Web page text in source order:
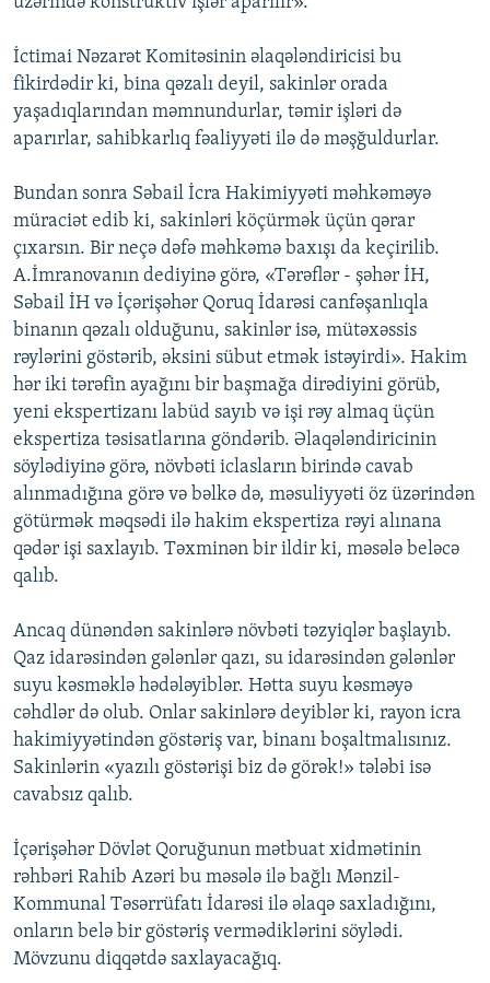
İctimai Nəzarət Komitəsinin əlaqələndiricisi bu
fikirdədir ki, bina qəzalı deyil, sakinlər orada
yaşadıqlarından məmnundurlar, təmir işləri də
aparırlar, sahibkarlıq fəaliyyəti ilə də məşğuldurlar.
Bundan sonra Səbail İcra Hakimiyyəti məhkəməyə
müraciət edib ki, sakinləri köçürmək üçün qərar
çıxarsın. Bir neçə dəfə məhkəmə baxışı da keçirilib.
A.İmranovanın dediyinə görə, «Tərəflər - şəhər İH,
Səbail İH və İçərişəhər Qoruq İdarəsi canfəşanlıqla
binanın qəzalı olduğunu, sakinlər isə, mütəxəssis
rəylərini göstərib, əksini sübut etmək istəyirdi». Hakim
hər iki tərəfin ayağını bir başmağa dirədiyini görüb,
yeni ekspertizanı labüd sayıb və işi rəy almaq üçün
ekspertiza təsisatlarına göndərib. Əlaqələndiricinin
söylədiyinə görə, növbəti iclasların birində cavab
alınmadığına görə və bəlkə də, məsuliyyəti öz üzərindən
götürmək məqsədi ilə hakim ekspertiza rəyi alınana
qədər işi saxlayıb. Təxminən bir ildir ki, məsələ beləcə
qalıb.
Ancaq dünəndən sakinlərə növbəti təzyiqlər başlayıb.
Qaz idarəsindən gələnlər qazı, su idarəsindən gələnlər
suyu kəsməklə hədələyiblər. Hətta suyu kəsməyə
cəhdlər də olub. Onlar sakinlərə deyiblər ki, rayon icra
hakimiyyətindən göstəriş var, binanı boşaltmalısınız.
Sakinlərin «yazılı göstərişi biz də görək!» tələbi isə
cavabsız qalıb.
İçərişəhər Dövlət Qoruğunun mətbuat xidmətinin
rəhbəri Rahib Azəri bu məsələ ilə bağlı Mənzil-
Kommunal Təsərrüfatı İdarəsi ilə əlaqə saxladığını,
onların belə bir göstəriş vermədiklərini söylədi.
Mövzunu diqqətdə saxlayacağıq.